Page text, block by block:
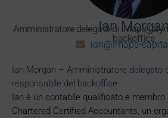
Ian
Amministratore delegato di iMaps
backoffice
ian@imaps-
Ian Morgan – Amministratore delegato
responsabile del backoffice
Ian è un contabile qualificato e membro
Chartered Certified Accountants, un